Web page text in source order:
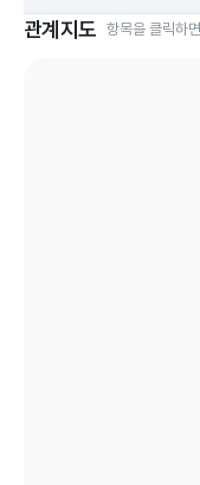
관계지도 항목을 클릭하